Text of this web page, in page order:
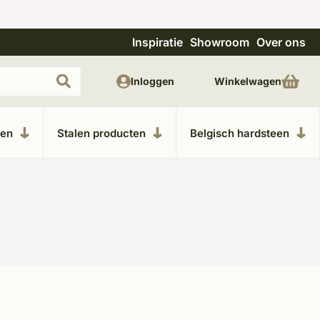
Uitgebreide showroom in Kesteren Unieke
Inspiratie Showroom Over ons
Stalen producten Belgisch hardsteen
Inloggen Winkelwagen